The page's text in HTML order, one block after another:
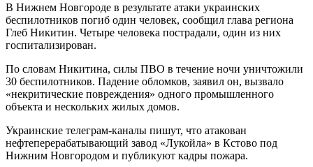
В Нижнем Новгороде в результате атаки украинских
беспилотников погиб один человек, сообщил глава региона
Глеб Никитин. Четыре человека пострадали, один из них
госпитализирован.
По словам Никитина, силы ПВО в течение ночи уничтожили
30 беспилотников. Падение обломков, заявил он, вызвало
«некритические повреждения» одного промышленного
объекта и нескольких жилых домов.
Украинские телеграм-каналы пишут, что атакован
нефтеперерабатывающий завод «Лукойла» в Кстово под
Нижним Новгородом и публикуют кадры пожара.